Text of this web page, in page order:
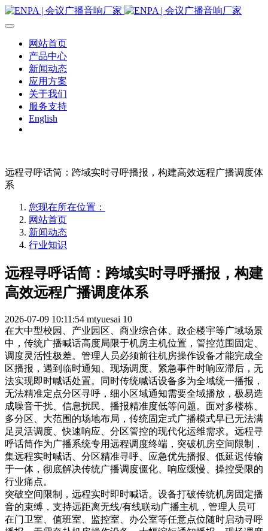
网站首页
产品中心
新闻动态
应用方案
关于我们
服务支持
English
远程寻呼话筒：跨域实时寻呼播报，构建高效远程广播调度体
系
您现在所在位置：
网站首页
新闻动态
行业知识
远程寻呼话筒：跨域实时寻呼播报，构建
高效远程广播调度体系
2026-07-09 10:11:54 mtyuesai 10
在大中型校园、产业园区、商业综合体、政企楼宇等广域场景
中，传统广播喊话高度局限于机房主机位置，管控范围固定、
调度灵活性极差。管理人员必须前往机房操作设备才能完成全
区播报，遇到临时通知、现场调度、紧急事件时响应滞后，无
法实现即时喊话处置。同时传统喊话设备多为全域统一播报，
无法精准定点分区寻呼，细小区域通知需要全域播放，极易造
成噪音干扰、信息扰民、播报精准度低等问题。面对多楼栋、
多分区、大范围的场地布局，传统固定式广播模式早已无法满
足灵活调度、快速响应、分区管控的现代化运维需求。远程寻
呼话筒作为广播系统专用远程调度终端，突破机房空间限制，
集远程实时喊话、分区精准寻呼、应急优先播报、低延迟传输
于一体，彻底解决传统广播调度僵化、响应缓慢、操控受限的
行业痛点。
突破空间限制，远程实时即时喊话。设备打破传统机房固定播
音的束缚，支持远距离无线/有线联动广播主机，管理人员可
在门卫室、值班室、监控室、办公室等任意点位随时启动寻呼